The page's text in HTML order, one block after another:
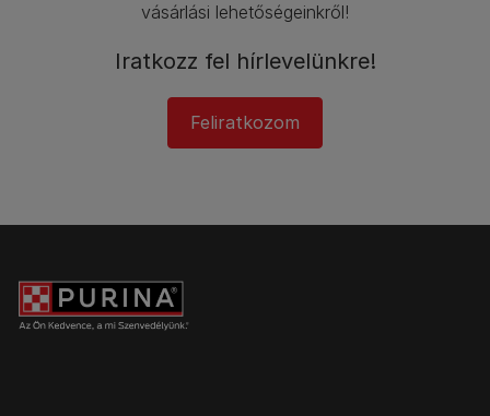
vásárlási lehetőségeinkről!​
Iratkozz fel hírlevelünkre!​
Feliratkozom